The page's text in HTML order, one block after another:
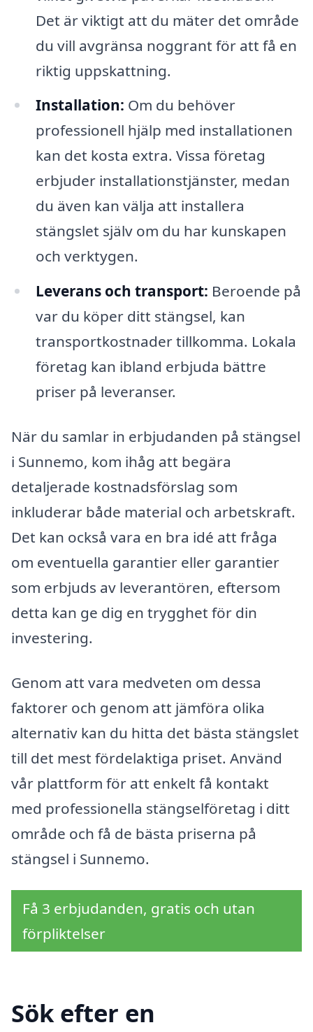
Det är viktigt att du mäter det område
du vill avgränsa noggrant för att få en
riktig uppskattning.
Installation: Om du behöver
professionell hjälp med installationen
kan det kosta extra. Vissa företag
erbjuder installationstjänster, medan
du även kan välja att installera
stängslet själv om du har kunskapen
och verktygen.
Leverans och transport: Beroende på
var du köper ditt stängsel, kan
transportkostnader tillkomma. Lokala
företag kan ibland erbjuda bättre
priser på leveranser.
När du samlar in erbjudanden på stängsel
i Sunnemo, kom ihåg att begära
detaljerade kostnadsförslag som
inkluderar både material och arbetskraft.
Det kan också vara en bra idé att fråga
om eventuella garantier eller garantier
som erbjuds av leverantören, eftersom
detta kan ge dig en trygghet för din
investering.
Genom att vara medveten om dessa
faktorer och genom att jämföra olika
alternativ kan du hitta det bästa stängslet
till det mest fördelaktiga priset. Använd
vår plattform för att enkelt få kontakt
med professionella stängselföretag i ditt
område och få de bästa priserna på
stängsel i Sunnemo.
Få 3 erbjudanden, gratis och utan
förpliktelser
Sök efter en